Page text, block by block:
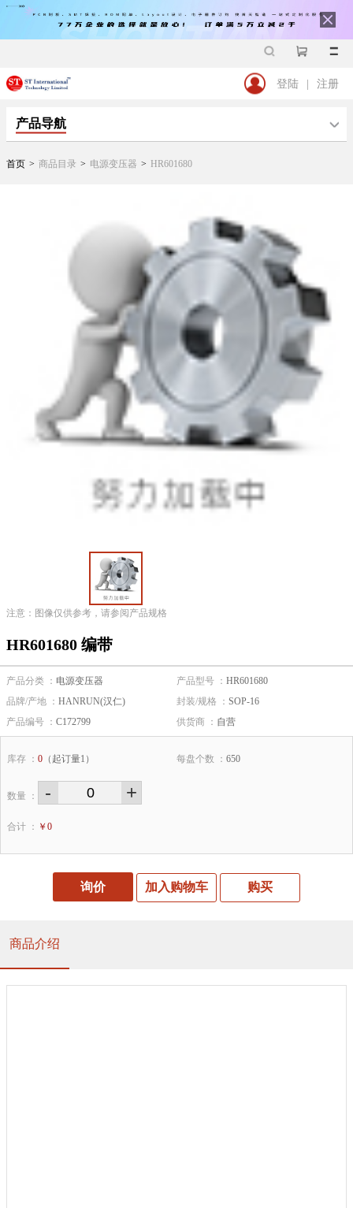
登陆 | 注册
产品导航
首页 > 商品目录 > 电源变压器 > HR601680
注意：图像仅供参考，请参阅产品规格
HR601680 编带
产品分类 ： 电源变压器 产品型号 ： HR601680
品牌/产地 ： HANRUN(汉仁) 封装/规格 ： SOP-16
产品编号 ： C172799 供货商 ： 自营
库存 ： 0 （起订量1） 每盘个数 ： 650
数量 ： - +
合计 ： ￥ 0
询价 加入购物车 购买
商品介绍